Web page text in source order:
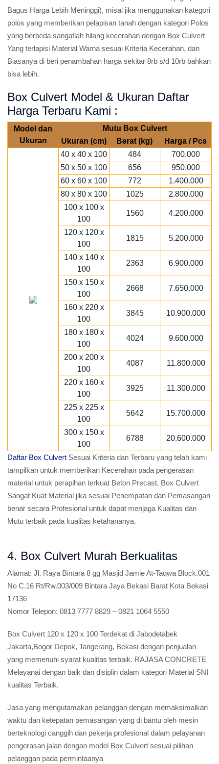
Bagus Harga Lebih Meninggi), misal jika menggunakan kategori
polos yang memberikan pelapisan tanah dengan kategori Polos
yang berbeda sangatlah hilang kecerahan dengan Box Culvert
Yang terlapisi Material Warna sesuai Kriteria Kecerahan, dan
Biasanya di beri penambahan harga sekitar 8rb s/d 10rb bahkan
bisa lebih.
Box Culvert Model & Ukuran Daftar
Harga Terbaru Kami :
Model dan
Ukuran
Mutu Box Culvert
Ukuran (cm)
Berat (kg)
Harga / Pcs
40 x 40 x 100
484
700.000
50 x 50 x 100
656
950.000
60 x 60 x 100
772
1.400.000
80 x 80 x 100
1025
2.800.000
100 x 100 x
100
1560 4.200.000
120 x 120 x
100
1815 5.200.000
140 x 140 x
100
2363 6.900.000
150 x 150 x
100
2668 7.650.000
160 x 220 x
100
3845 10.900.000
180 x 180 x
100
4024 9.600.000
200 x 200 x
100
4087 11.800.000
220 x 160 x
100
3925 11.300.000
225 x 225 x
100
5642 15.700.000
300 x 150 x
100
6788 20.600.000
Daftar Box Culvert Sesuai Kriteria dan Terbaru yang telah kami
tampilkan untuk memberikan Kecerahan pada pengerasan
material untuk perapihan terkuat Beton Precast, Box Culvert
Sangat Kuat Material jika sesuai Penempatan dan Pemasangan
benar secara Profesional untuk dapat menjaga Kualitas dan
Mutu terbaik pada kualitas ketahananya.
4. Box Culvert Murah Berkualitas
Alamat: Jl. Raya Bintara 8 gg Masjid Jamie At-Taqwa Block.001
No C.16 Rt/Rw.003/009 Bintara Jaya Bekasi Barat Kota Bekasi
17136
Nomor Telepon: 0813 7777 8829 – 0821 1064 5550
Box Culvert 120 x 120 x 100 Terdekat di Jabodetabek
Jakarta,Bogor Depok, Tangerang, Bekasi dengan penjualan
yang memenuhi syarat kualitas terbaik. RAJASA CONCRETE
Melayanai dengan baik dan disiplin dalam kategori Material SNI
kualitas Terbaik.
Jasa yang mengutamakan pelanggan dengan memaksimalkan
waktu dan ketepatan pemasangan yang di bantu oleh mesin
berteknologi canggih dan pekerja profesional dalam pelayanan
pengerasan jalan dengan model Box Culvert sesuai pilihan
pelanggan pada permintaanya